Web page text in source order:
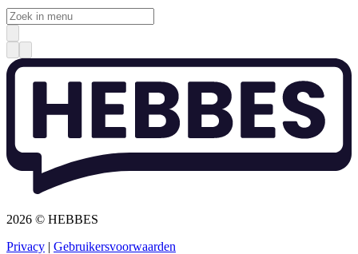
2026 © HEBBES
Privacy​​​​‌ ‍ ​‍​‍‌‍ ‌ ​‍‌‍‍‌‌‍‌ ‌‍‍‌‌‍ ‍​‍​‍​ ‍‍​‍​‍‌ ​ ‌‍​‌‌‍ ‍‌‍‍‌‌ ‌​‌ ‍‌​‍ ‍‌‍‍‌‌‍ ​‍​‍​‍ ​​‍​‍‌‍‍​‌ ​‍‌‍‌‌‌‍‌‍​‍​‍​ ‍‍​‍​‍‌‍‍​‌ ‌​‌ ‌​‌ ​​​ ‍‍​‍ ​‍ ‌‍ ​‌‍ ‌‍​ ‌‍​‌‌‍ ​‌‍‍​‌‍ ‌ ​ ‌ ‌​​ ‍‍​ ​ ​ ​ ​ ​ ​ ​ ​‍ ‌‍‍‌‌‍ ‍‌ ‌​‌‍‌‌‌‍ ‍‌ ‌​​‍ ‌‍‌‌‌‍‌​‌‍‍‌‌ ‌​​‍ ‌‍ ‌‌‍ ‌‍‌​‌‍‌‌​ ‌‌ ​​‌ ​‍‌‍‌‌‌ ​ ‌‍‌‌‌‍ ‍‌ ‌​‌‍​‌‌ ‌​‌‍‍‌‌‍ ‌‍ ‍​ ‍ ‌‍‍‌‌‍‌​​ ‌‌‍‌ ‌‍ ​‌‍ ‌‍​‍‌‍​‌‌‍ ​​ ‍ ‌ ‌​‌ ‍‌‌ ​​‌‍‌‌​ ‌‌‍‌ ‌‍ ​‌‍ ‌‍​‍‌‍​‌‌‍ ​​ ‍ ‌ ​​‌‍​‌‌ ‌​‌‍‍​​ ‌‌‍‌‍‌‍ ‌‍ ‌ ‌​‌‍‌‌‌ ​‍​‍ ‍‌‍ ​‌‍‌‌‌‍‌ ‌‍​‌‌‍ ​​‍‌‌​ ‌‌‌​​‍‌‌ ‌‍‍ ‌‍‌‌‌ ‍‌​‍‌‌​ ​ ‌​‌​​‍‌‌​ ​ ‌​‌​​‍‌‌​ ​‍​ ​‍​ ​‌​ ‍​‌‍‌‌​ ‌‍‌‍‌​‌‍‌‌‌‍‌‌​ ‌‍​ ​ ​ ‍‌​ ‌‌​ ‌​​‍‌‌​ ​‍​ ​‍​‍‌‌​ ‌‌‌​‌​​‍ ‍‌‍ ​‌‍​‌‌‍​‍‌‍‌‌‌‍ ​​ ‌‍​‍‌‍​‌‌ ​ ‌‍‌‌‌‌‌‌‌ ​‍‌‍ ​​ ‌‌‍‍​‌ ‌​‌ ‌​‌ ​​​‍‌‌​ ​ ‌​​‌​‍‌‌​ ​‍‌​‌‍​‍‌‌​ ​‍‌​‌‍‌‍ ​‌‍ ‌‍​ ‌‍​‌‌‍ ​‌‍‍​‌‍ ‌ ​ ‌ ‌​​‍‌‌​ ​ ‌​​‌​ ​ ​ ​ ​ ​ ​ ​ ​‍‌‍‌‍‍‌‌‍‌​​ ‌‌‍‌ ‌‍ ​‌‍ ‌‍​‍‌‍​‌‌‍ ​​‍‌‍‌ ‌​‌ ‍‌‌ ​​‌‍‌‌​ ‌‌‍‌ ‌‍ ​‌‍ ‌‍​‍‌‍​‌‌‍ ​​‍‌‍‌ ​​‌‍​‌‌ ‌​‌‍‍​​ ‌‌‍‌‍‌‍ ‌‍ ‌ ‌​‌‍‌‌‌ ​‍​‍ ‍‌‍ ​‌‍‌‌‌‍‌ ‌‍​‌‌‍ ​​‍‌‌​ ‌‌‌​​‍‌‌ ‌‍‍ ‌‍‌‌‌ ‍‌​‍‌‌​ ​ ‌​‌​​‍‌‌​ ​ ‌​‌​​‍‌‌​ ​‍​ ​‍​ ​‌​ ‍​‌‍‌‌​ ‌‍‌‍‌​‌‍‌‌‌‍‌‌​ ‌‍​ ​ ​ ‍‌​ ‌‌​ ‌​​‍‌‌​ ​‍​ ​‍​‍‌‌​ ‌‌‌​‌​​‍ ‍‌‍ ​‌‍​‌‌‍​‍‌‍‌‌‌‍ ​​‍‌‍‌ ​​‌‍‌‌‌ ​‍‌ ​ ‌ ​​‌‍‌‌‌‍​ ‌ ‌​‌‍‍‌‌ ‌‍‌‍‌‌​ ‌‌ ​​‌ ‌‌‌‍​‍‌‍ ​‌‍‍‌‌ ​ ‌‍‍​‌‍‌‌‌‍‌​​‍​‍‌ ‌ | Gebruikersvoorwaarden​​​​‌ ‍ ​‍​‍‌‍ ‌ ​‍‌‍‍‌‌‍‌ ‌‍‍‌‌‍ ‍​‍​‍​ ‍‍​‍​‍‌ ​ ‌‍​‌‌‍ ‍‌‍‍‌‌ ‌​‌ ‍‌​‍ ‍‌‍‍‌‌‍ ​‍​‍​‍ ​​‍​‍‌‍‍​‌ ​‍‌‍‌‌‌‍‌‍​‍​‍​ ‍‍​‍​‍‌‍‍​‌ ‌​‌ ‌​‌ ​​​ ‍‍​‍ ​‍ ‌‍ ​‌‍ ‌‍​ ‌‍​‌‌‍ ​‌‍‍​‌‍ ‌ ​ ‌ ‌​​ ‍‍​ ​ ​ ​ ​ ​ ​ ​ ​‍ ‌‍‍‌‌‍ ‍‌ ‌​‌‍‌‌‌‍ ‍‌ ‌​​‍ ‌‍‌‌‌‍‌​‌‍‍‌‌ ‌​​‍ ‌‍ ‌‌‍ ‌‍‌​‌‍‌‌​ ‌‌ ​​‌ ​‍‌‍‌‌‌ ​ ‌‍‌‌‌‍ ‍‌ ‌​‌‍​‌‌ ‌​‌‍‍‌‌‍ ‌‍ ‍​ ‍ ‌‍‍‌‌‍‌​​ ‌‌‍‌ ‌‍ ​‌‍ ‌‍​‍‌‍​‌‌‍ ​​ ‍ ‌ ‌​‌ ‍‌‌ ​​‌‍‌‌​ ‌‌‍‌ ‌‍ ​‌‍ ‌‍​‍‌‍​‌‌‍ ​​ ‍ ‌ ​​‌‍​‌‌ ‌​‌‍‍​​ ‌‌‍‌‍‌‍ ‌‍ ‌ ‌​‌‍‌‌‌ ​‍​‍ ‍‌‍ ​‌‍‌‌‌‍‌ ‌‍​‌‌‍ ​​‍‌‌​ ‌‌‌​​‍‌‌ ‌‍‍ ‌‍‌‌‌ ‍‌​‍‌‌​ ​ ‌​‌​​‍‌‌​ ​ ‌​‌​​‍‌‌​ ​‍​ ​‍​ ​​‌‍​ ‌‍‌‍​ ‌‍​ ‌​‌‍‌​​ ​ ‌‍‌‌​ ​ ​ ​‌​ ‍‌​ ​‍​‍‌‌​ ​‍​ ​‍​‍‌‌​ ‌‌‌​‌​​‍ ‍‌‍ ​‌‍​‌‌‍​‍‌‍‌‌‌‍ ​​ ‌‍​‍‌‍​‌‌ ​ ‌‍‌‌‌‌‌‌‌ ​‍‌‍ ​​ ‌‌‍‍​‌ ‌​‌ ‌​‌ ​​​‍‌‌​ ​ ‌​​‌​‍‌‌​ ​‍‌​‌‍​‍‌‌​ ​‍‌​‌‍‌‍ ​‌‍ ‌‍​ ‌‍​‌‌‍ ​‌‍‍​‌‍ ‌ ​ ‌ ‌​​‍‌‌​ ​ ‌​​‌​ ​ ​ ​ ​ ​ ​ ​ ​‍‌‍‌‍‍‌‌‍‌​​ ‌‌‍‌ ‌‍ ​‌‍ ‌‍​‍‌‍​‌‌‍ ​​‍‌‍‌ ‌​‌ ‍‌‌ ​​‌‍‌‌​ ‌‌‍‌ ‌‍ ​‌‍ ‌‍​‍‌‍​‌‌‍ ​​‍‌‍‌ ​​‌‍​‌‌ ‌​‌‍‍​​ ‌‌‍‌‍‌‍ ‌‍ ‌ ‌​‌‍‌‌‌ ​‍​‍ ‍‌‍ ​‌‍‌‌‌‍‌ ‌‍​‌‌‍ ​​‍‌‌​ ‌‌‌​​‍‌‌ ‌‍‍ ‌‍‌‌‌ ‍‌​‍‌‌​ ​ ‌​‌​​‍‌‌​ ​ ‌​‌​​‍‌‌​ ​‍​ ​‍​ ​​‌‍​ ‌‍‌‍​ ‌‍​ ‌​‌‍‌​​ ​ ‌‍‌‌​ ​ ​ ​‌​ ‍‌​ ​‍​‍‌‌​ ​‍​ ​‍​‍‌‌​ ‌‌‌​‌​​‍ ‍‌‍ ​‌‍​‌‌‍​‍‌‍‌‌‌‍ ​​‍‌‍‌ ​​‌‍‌‌‌ ​‍‌ ​ ‌ ​​‌‍‌‌‌‍​ ‌ ‌​‌‍‍‌‌ ‌‍‌‍‌‌​ ‌‌ ​​‌ ‌‌‌‍​‍‌‍ ​‌‍‍‌‌ ​ ‌‍‍​‌‍‌‌‌‍‌​​‍​‍‌ ‌